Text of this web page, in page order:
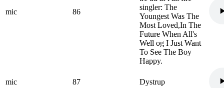
mic 86
singler: The
Youngest Was The
Most Loved,In The
Future When All's
Well og I Just Want
To See The Boy
Happy.
mic 87 Dystrup